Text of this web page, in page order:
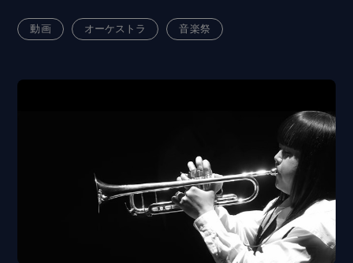
動画 オーケストラ 音楽祭